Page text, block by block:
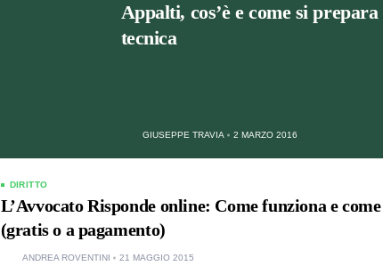
Appalti, cos’è e come si
tecnica
GIUSEPPE TRAVIA 2 MARZO 2016
DIRITTO
L’Avvocato Risponde online: Come funziona e
(gratis o a pagamento)
ANDREA ROVENTINI 21 MAGGIO 2015